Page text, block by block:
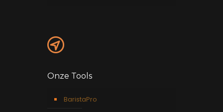
Onze Tools
BaristaPro